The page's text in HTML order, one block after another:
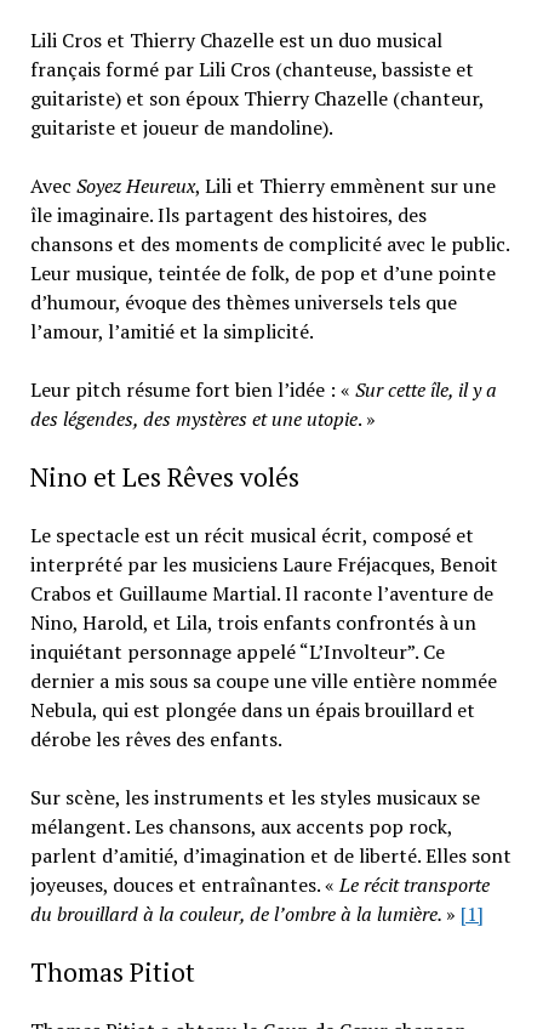
Lili Cros et Thierry Chazelle est un duo musical
français formé par Lili Cros (chanteuse, bassiste et
guitariste) et son époux Thierry Chazelle (chanteur,
guitariste et joueur de mandoline).
Avec Soyez Heureux, Lili et Thierry emmènent sur une
île imaginaire. Ils partagent des histoires, des
chansons et des moments de complicité avec le public.
Leur musique, teintée de folk, de pop et d’une pointe
d’humour, évoque des thèmes universels tels que
l’amour, l’amitié et la simplicité.
Leur pitch résume fort bien l’idée : « Sur cette île, il y a
des légendes, des mystères et une utopie. »
Nino et Les Rêves volés
Le spectacle est un récit musical écrit, composé et
interprété par les musiciens Laure Fréjacques, Benoit
Crabos et Guillaume Martial. Il raconte l’aventure de
Nino, Harold, et Lila, trois enfants confrontés à un
inquiétant personnage appelé “L’Involteur”. Ce
dernier a mis sous sa coupe une ville entière nommée
Nebula, qui est plongée dans un épais brouillard et
dérobe les rêves des enfants.
Sur scène, les instruments et les styles musicaux se
mélangent. Les chansons, aux accents pop rock,
parlent d’amitié, d’imagination et de liberté. Elles sont
joyeuses, douces et entraînantes. «Le récit transporte
du brouillard à la couleur, de l’ombre à la lumière. » [1]
Thomas Pitiot